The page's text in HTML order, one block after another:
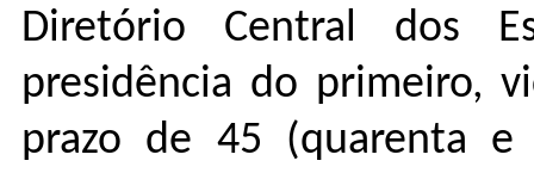
Diretório Central dos
presidência do primeiro,
prazo de 45 (quarenta e